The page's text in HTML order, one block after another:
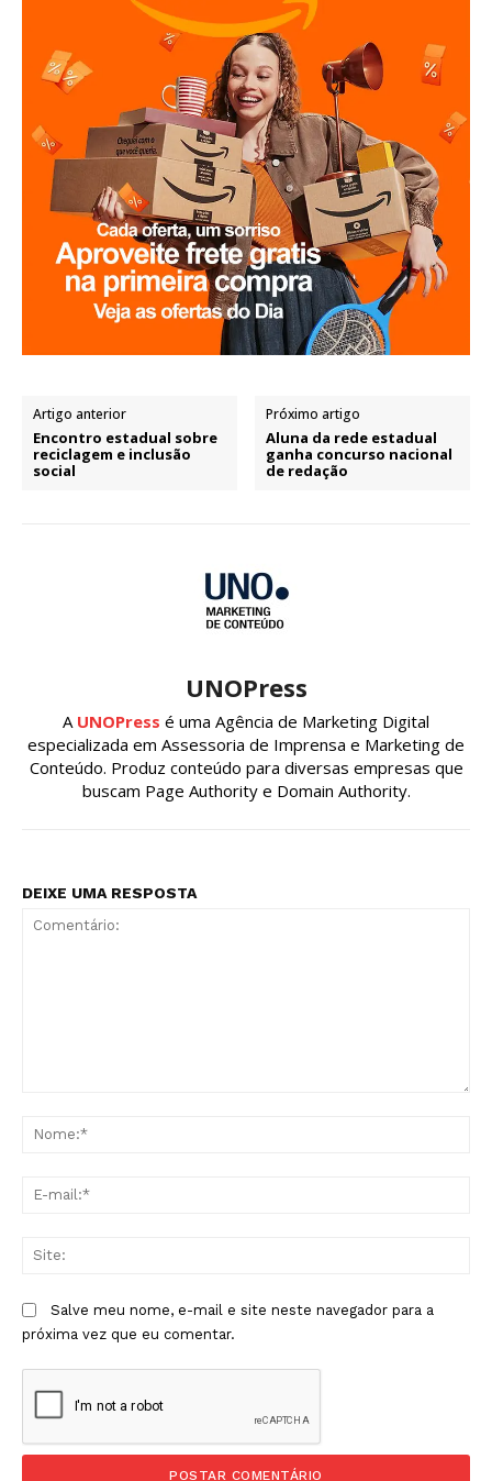
Artigo anterior
Encontro estadual sobre
reciclagem e inclusão
social
Próximo artigo
Aluna da rede estadual
ganha concurso nacional
de redação
UNOPress
A UNOPress é uma Agência de Marketing Digital
especializada em Assessoria de Imprensa e Marketing de
Conteúdo. Produz conteúdo para diversas empresas que
buscam Page Authority e Domain Authority.
DEIXE UMA RESPOSTA
Salve meu nome, e-mail e site neste navegador para a
próxima vez que eu comentar.